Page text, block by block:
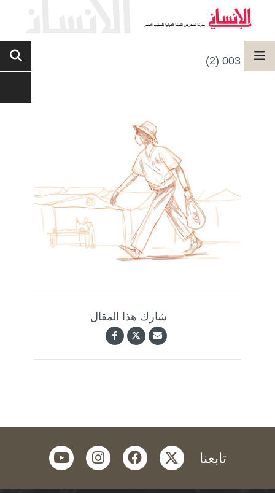
003 (2)
شارك هذا المقال
تابعنا twitter
facebook
instagram
youtube